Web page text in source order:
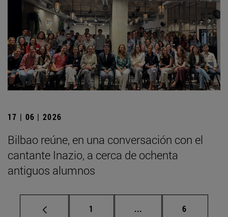
17 | 06 | 2026
Bilbao reúne, en una conversación con el
cantante Inazio, a cerca de ochenta
antiguos alumnos
Página
1 ... Páginas intermedias
Página
6